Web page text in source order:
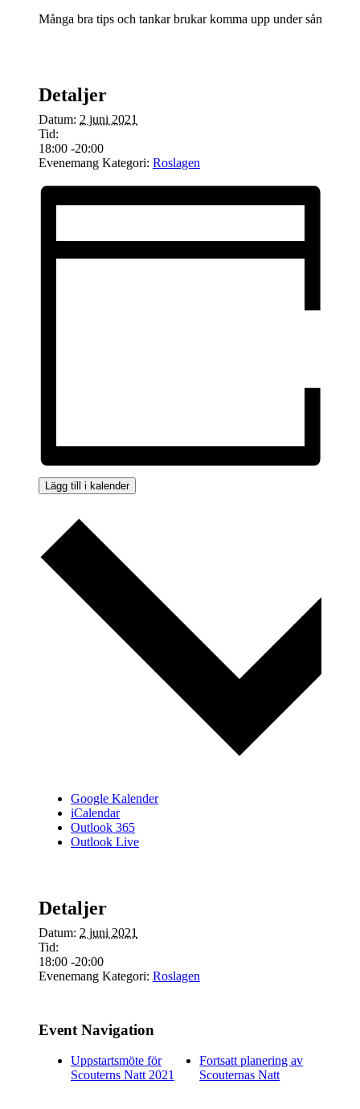
Många bra tips och tankar brukar komma upp under sånna här
Detaljer
Datum: 2 juni 2021
Tid:
18:00 -20:00
Evenemang Kategori: Roslagen
Lägg till i kalender
Google Kalender
iCalendar
Outlook 365
Outlook Live
Detaljer
Datum: 2 juni 2021
Tid:
18:00 -20:00
Evenemang Kategori: Roslagen
Event Navigation
Uppstartsmöte för
Scouterns Natt 2021
Fortsatt planering av
Scouternas Natt